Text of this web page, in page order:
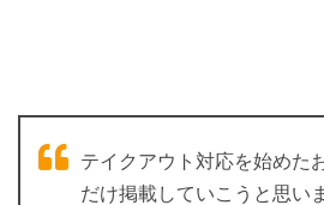
テイクアウト対応を始めた
だけ掲載していこうと思い